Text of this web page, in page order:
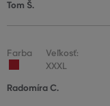
Tom Š.
Farba
Veľkosť:
XXXL
Radomíra C.